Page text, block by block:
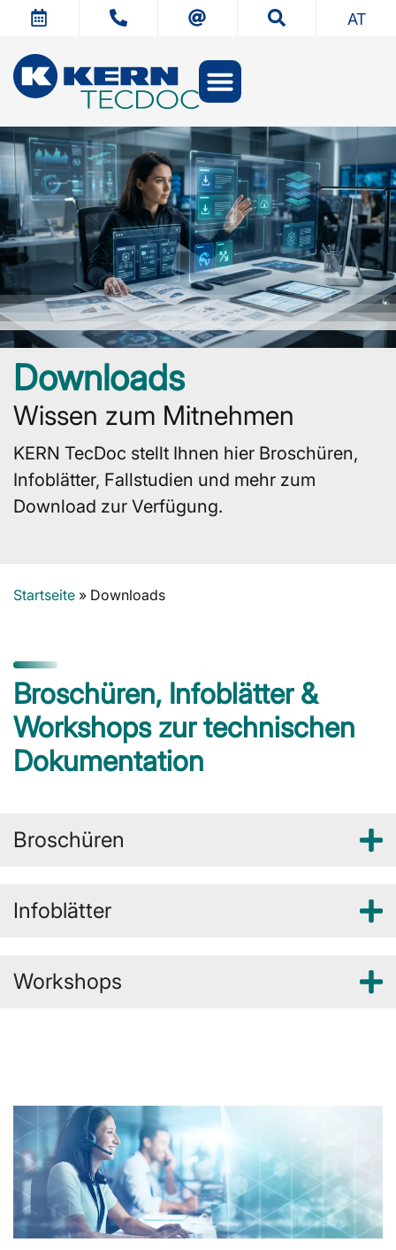
AT
Downloads
Wissen zum Mitnehmen
KERN TecDoc stellt Ihnen hier Broschüren,
Infoblätter, Fallstudien und mehr zum
Download zur Verfügung.
Startseite » Downloads
Broschüren, Infoblätter &
Workshops zur technischen
Dokumentation
Broschüren
Infoblätter
Workshops